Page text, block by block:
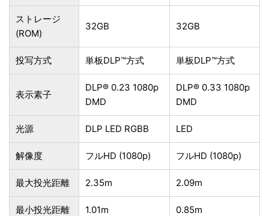
ストレージ
(ROM)
32GB 32GB
投写方式 単板DLP™方式 単板DLP™方式
表示素子
DLP® 0.23 1080p
DMD
DLP® 0.33 1080p
DMD
光源 DLP LED RGBB LED
解像度 フルHD (1080p) フルHD (1080p)
最大投光距離 2.35m 2.09m
最小投光距離 1.01m 0.85m